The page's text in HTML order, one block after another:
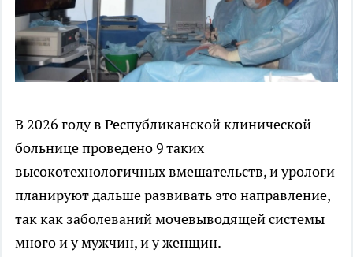
В 2026 году в Республиканской клинической
больнице проведено 9 таких
высокотехнологичных вмешательств, и урологи
планируют дальше развивать это направление,
так как заболеваний мочевыводящей системы
много и у мужчин, и у женщин.